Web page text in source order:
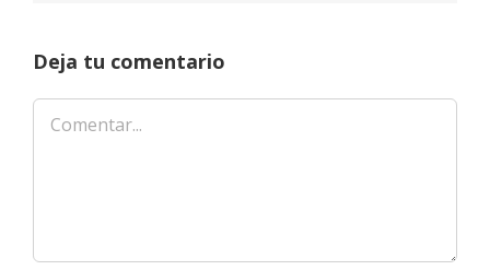
Deja tu comentario
Comentar